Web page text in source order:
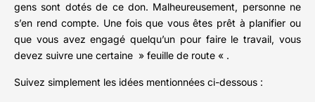
gens sont dotés de ce don. Malheureusement, personne ne
s’en rend compte. Une fois que vous êtes prêt à planifier ou
que vous avez engagé quelqu’un pour faire le travail, vous
devez suivre une certaine » feuille de route « .
Suivez simplement les idées mentionnées ci-dessous :